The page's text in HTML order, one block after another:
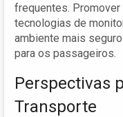
frequentes.
tecnologias de
ambiente mais
para os passageiros.
Perspectivas
Transporte